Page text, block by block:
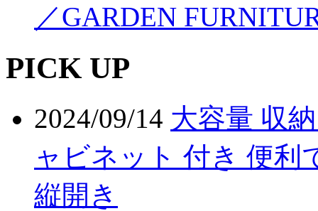
／GARDEN
PICK UP
2024/09/14 大容量 収
ャビネット 付き 便利
縦開き